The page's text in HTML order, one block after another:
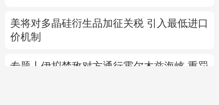
美将对多晶硅衍生品加征关税 引入最低进口
价机制
专题丨 伊拟禁敌对方通行霍尔木兹海峡 重罚